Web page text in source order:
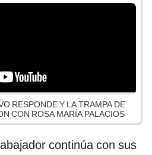
RESPONDE Y LA TRAMPA DE
CON ROSA MARÍA PALACIOS
continúa con sus